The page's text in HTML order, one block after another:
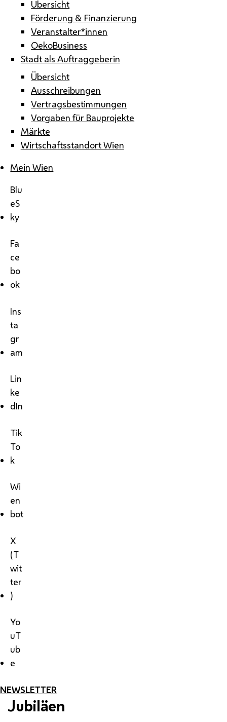
Übersicht
Förderung & Finanzierung
Veranstalter*innen
OekoBusiness
Stadt als Auftraggeberin
Übersicht
Ausschreibungen
Vertragsbestimmungen
Vorgaben für Bauprojekte
Märkte
Wirtschaftsstandort Wien
Mein Wien
Blu
eS
ky
Fa
ce
bo
ok
Ins
ta
gr
am
Lin
ke
dIn
Tik
To
k
Wi
en
bot
X
(T
wit
ter
)
Yo
uT
ub
e
NEWSLETTER
Jubiläen